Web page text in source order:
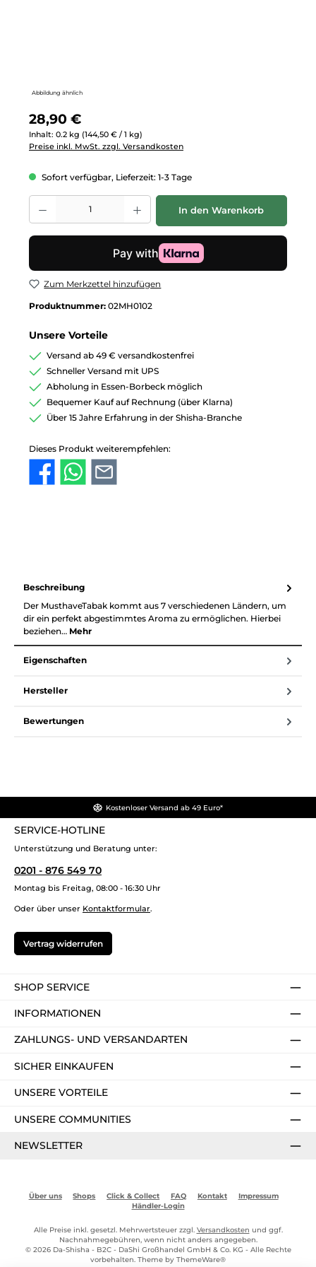
Abbildung ähnlich
Regulärer Preis:
28,90 €
Inhalt: 0.2 kg (144,50 € / 1 kg)
Preise inkl. MwSt. zzgl. Versandkosten
Sofort verfügbar, Lieferzeit: 1-3 Tage
Produkt Anzahl: Gib den gewünschten Wert ein oder benutze die
In den Warenkorb
Zum Merkzettel hinzufügen
Produktnummer: 02MH0102
Unsere Vorteile
Versand ab 49 € versandkostenfrei
Schneller Versand mit UPS
Abholung in Essen-Borbeck möglich
Bequemer Kauf auf Rechnung (über Klarna)
Über 15 Jahre Erfahrung in der Shisha-Branche
Dieses Produkt weiterempfehlen:
Beschreibung
Der MusthaveTabak kommt aus 7 verschiedenen Ländern, um
dir ein perfekt abgestimmtes Aroma zu ermöglichen. Hierbei
beziehen… Mehr
Eigenschaften
Hersteller
Bewertungen
Kostenloser Versand ab 49 Euro*
SERVICE-HOTLINE
Unterstützung und Beratung unter:
0201 - 876 549 70
Montag bis Freitag, 08:00 - 16:30 Uhr
Oder über unser Kontaktformular.
Vertrag widerrufen
SHOP SERVICE
INFORMATIONEN
ZAHLUNGS- UND VERSANDARTEN
SICHER EINKAUFEN
UNSERE VORTEILE
UNSERE COMMUNITIES
NEWSLETTER
Über uns Shops Click & Collect FAQ Kontakt
Impressum
Händler-Login
Alle Preise inkl. gesetzl. Mehrwertsteuer zzgl. Versandkosten und ggf.
Nachnahmegebühren, wenn nicht anders angegeben.
© 2026 Da-Shisha - B2C - DaShi Großhandel GmbH & Co. KG - Alle Rechte
vorbehalten. Theme by ThemeWare®